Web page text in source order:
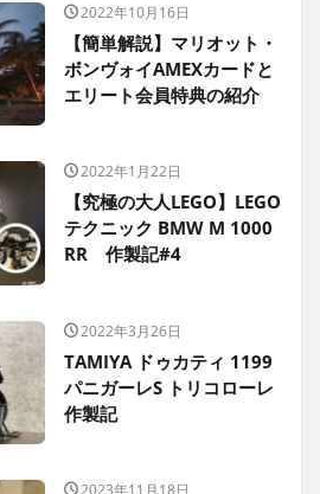
2022年10月16日
【簡単解説】マリオット・
ボンヴォイAMEXカードと
エリート会員特典の紹介
2022年1月22日
【究極の大人LEGO】LEGO
テクニック BMW M 1000
RR 作製記#4
2022年3月26日
TAMIYA ドゥカティ 1199
パニガーレS トリコローレ
作製記
2023年11月18日